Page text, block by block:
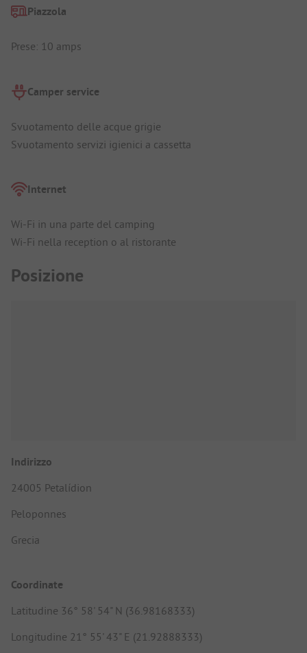
Piazzola
Prese: 10 amps
Camper service
Svuotamento delle acque grigie
Svuotamento servizi igienici a cassetta
Internet
Wi-Fi in una parte del camping
Wi-Fi nella reception o al ristorante
Posizione
Indirizzo
24005 Petalídion
Peloponnes
Grecia
Coordinate
Latitudine 36° 58' 54" N (36.98168333)
Longitudine 21° 55' 43" E (21.92888333)